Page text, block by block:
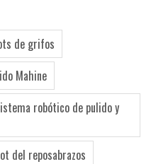
de grifos
Mahine
robótico de pulido y
del reposabrazos